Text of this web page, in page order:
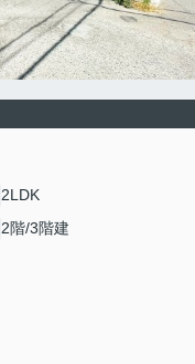
2LDK
2階/3階建